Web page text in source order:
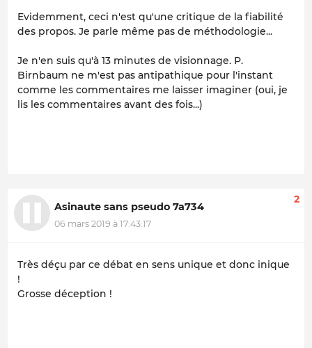
Evidemment, ceci n'est qu'une critique de la fiabilité
des propos. Je parle même pas de méthodologie...
Je n'en suis qu'à 13 minutes de visionnage. P.
Birnbaum ne m'est pas antipathique pour l'instant
comme les commentaires me laisser imaginer (oui, je
lis les commentaires avant des fois...)
Asinaute sans pseudo 7a734
06 mars 2019 à 17:43:17
2
Très déçu par ce débat en sens unique et donc inique
!
Grosse déception !